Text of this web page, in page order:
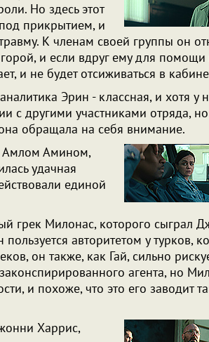
Но здесь этот
прикрытием, и
К членам своей группы он
и если вдруг ему для помощи
и не будет отсиживаться в
Эрин - классная, и хотя у
с другими участниками отряда,
обращала на себя внимание.
Амлом Амином,
удачная
единой
грек Милонас, которого сыграл
авторитетом у турков,
он также, как Гай, сильно
агента, но
и похоже, что это его заводит
Харрис,